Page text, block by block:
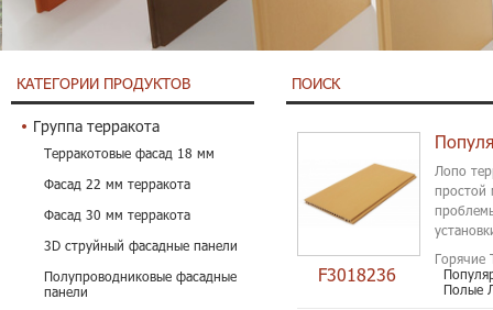
КАТЕГОРИИ ПРОДУКТОВ
Группа терракота
Терракотовые фасад 18 мм
Фасад 22 мм терракота
Фасад 30 мм терракота
3D струйный фасадные панели
Полупроводниковые фасадные
панели
ПОИСК
F3018236
Лопо
простой
Горячие
Полые